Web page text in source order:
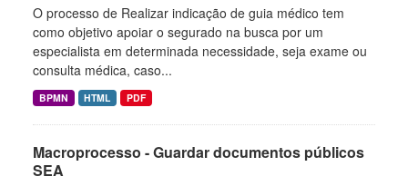
O processo de Realizar indicação de guia médico tem
como objetivo apoiar o segurado na busca por um
especialista em determinada necessidade, seja exame ou
consulta médica, caso...
BPMN HTML PDF
Macroprocesso - Guardar documentos públicos
SEA